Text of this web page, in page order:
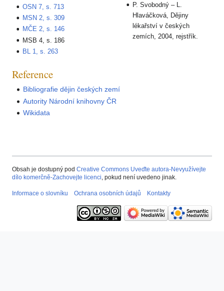
OSN 7, s. 713
MSN 2, s. 309
MČE 2, s. 146
MSB 4, s. 186
BL 1, s. 263
P. Svobodný – L.
Hlaváčková, Dějiny
lékařství v českých
zemích, 2004, rejstřík.
Reference
Bibliografie dějin českých zemí
Autority Národní knihovny ČR
Wikidata
Obsah je dostupný pod Creative Commons Uveďte autora-Nevyužívejte
dílo komerčně-Zachovejte licenci, pokud není uvedeno jinak.
Informace o slovníku Ochrana osobních údajů Kontakty